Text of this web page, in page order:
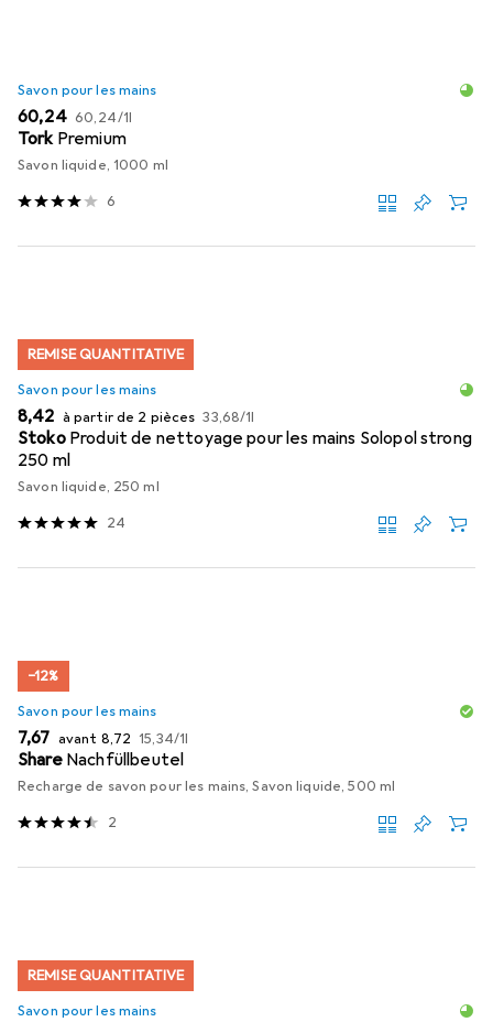
Savon pour les mains
EUR
60,24 EUR
60,24/1l
Tork Premium
Savon liquide, 1000 ml
6
REMISE QUANTITATIVE
Savon pour les mains
EUR
8,42 à partir de 2 pièces EUR
33,68/1l
Stoko Produit de nettoyage pour les mains Solopol strong
250 ml
Savon liquide, 250 ml
24
−12%
Savon pour les mains
EUR
7,67 avant EUR
8,72 EUR
15,34/1l
Share Nachfüllbeutel
Recharge de savon pour les mains, Savon liquide, 500 ml
2
REMISE QUANTITATIVE
Savon pour les mains